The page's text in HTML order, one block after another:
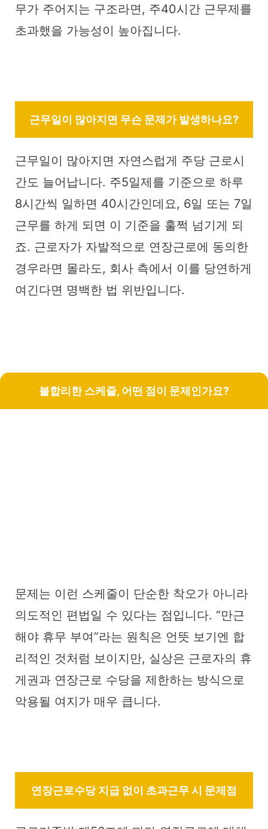
무가 주어지는 구조라면, 주40시간 근무제를
초과했을 가능성이 높아집니다.
근무일이 많아지면 무슨 문제가 발생하나요?
근무일이 많아지면 자연스럽게 주당 근로시
간도 늘어납니다. 주5일제를 기준으로 하루
8시간씩 일하면 40시간인데요, 6일 또는 7일
근무를 하게 되면 이 기준을 훌쩍 넘기게 되
죠. 근로자가 자발적으로 연장근로에 동의한
경우라면 몰라도, 회사 측에서 이를 당연하게
여긴다면 명백한 법 위반입니다.
불합리한 스케줄, 어떤 점이 문제인가요?
문제는 이런 스케줄이 단순한 착오가 아니라
의도적인 편법일 수 있다는 점입니다. “만근
해야 휴무 부여”라는 원칙은 언뜻 보기엔 합
리적인 것처럼 보이지만, 실상은 근로자의 휴
게권과 연장근로 수당을 제한하는 방식으로
악용될 여지가 매우 큽니다.
연장근로수당 지급 없이 초과근무 시 문제점